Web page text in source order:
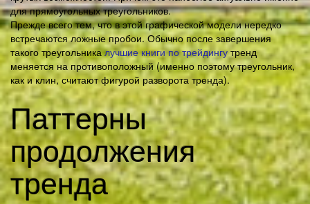
для прямоугольных треугольников.
Прежде всего тем, что в этой графической модели нередко
встречаются ложные пробои. Обычно после завершения
такого треугольникалучшие книги по трейдингутренд
меняется на противоположный (именно поэтому треугольник,
как и клин, считают фигурой разворота тренда).
Паттерны
продолжения
тренда